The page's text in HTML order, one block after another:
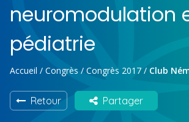
neuromodulation
pédiatrie
Accueil / Congrès / Congrès 2017 / Club
Retour Partager